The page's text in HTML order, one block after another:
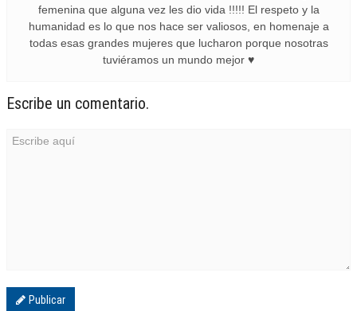
femenina que alguna vez les dio vida !!!!! El respeto y la
humanidad es lo que nos hace ser valiosos, en homenaje a
todas esas grandes mujeres que lucharon porque nosotras
tuviéramos un mundo mejor ♥️
Escribe un comentario.
Publicar